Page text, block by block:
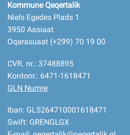
Kommune Qeqertalik
Niels Egedes Plads 1
3950 Aasiaat
Oqarasuaat (+299) 70 19 00
CVR. nr.: 37488895
Kontonr.: 6471-1618471
GLN Numre
Iban: GL5264710001618471
Swift: GRENGLGX